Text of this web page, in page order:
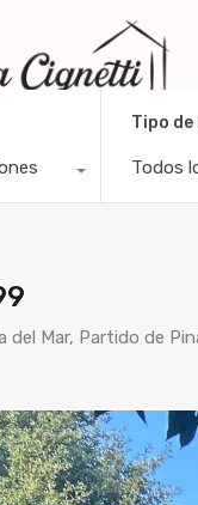
Tipo de
Todos
del Mar, Partido de